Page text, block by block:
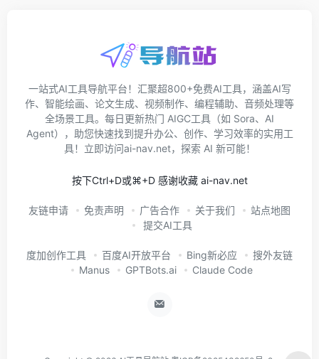
一站式AI工具导航平台！汇聚超800+免费AI工具，涵盖AI写
作、智能绘画、论文生成、视频制作、编程辅助、音频处理等
全场景工具。每日更新热门 AIGC工具（如 Sora、AI
Agent），助您快速找到提升办公、创作、学习效率的实用工
具！立即访问ai-nav.net，探索 AI 新可能！
按下Ctrl+D或⌘+D 感谢收藏 ai-nav.net
友链申请 免责声明 广告合作 关于我们
站点地图
提交AI工具
度加创作工具 百度AI开放平台 Bing新必应
搜外友链
Manus
GPTBots.ai Claude Code